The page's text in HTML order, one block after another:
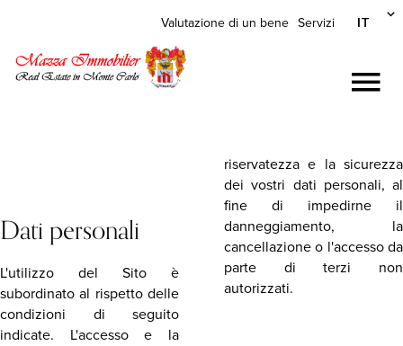
Valutazione di un bene Servizi IT
Dati personali
L'utilizzo del Sito è
subordinato al rispetto delle
condizioni di seguito
indicate. L'accesso e la
riservatezza e la sicurezza
dei vostri dati personali, al
fine di impedirne il
danneggiamento, la
cancellazione o l'accesso da
parte di terzi non
autorizzati.